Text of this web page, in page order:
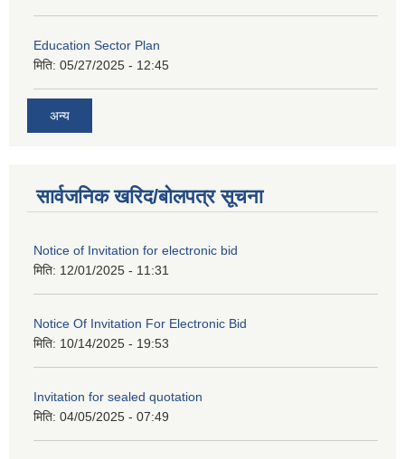
Education Sector Plan
मिति: 05/27/2025 - 12:45
अन्य
सार्वजनिक खरिद/बोलपत्र सूचना
Notice of Invitation for electronic bid
मिति: 12/01/2025 - 11:31
Notice Of Invitation For Electronic Bid
मिति: 10/14/2025 - 19:53
Invitation for sealed quotation
मिति: 04/05/2025 - 07:49